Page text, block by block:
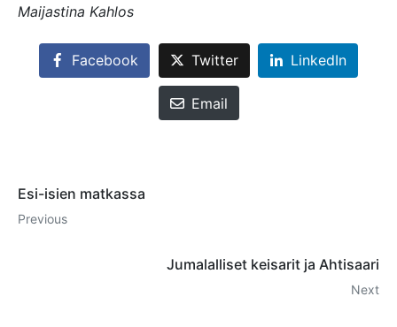
Maijastina Kahlos
Facebook Twitter LinkedIn
Email
Esi-isien matkassa
Previous
Jumalalliset keisarit ja Ahtisaari
Next